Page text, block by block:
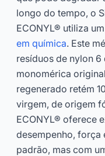
longo do tempo, o
ECONYL® utiliza um
em química. Este
resíduos de nylon
monomérica
regenerado retém
virgem, de origem
ECONYL® oferece
desempenho, força
padrão, mas com